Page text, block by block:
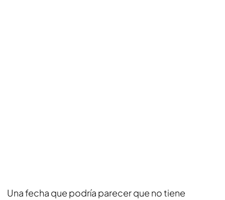
Una fecha que podría parecer que no tiene